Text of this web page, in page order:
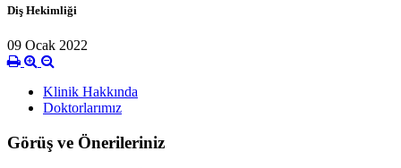
Diş Hekimliği
09 Ocak 2022
Klinik Hakkında
Doktorlarımız
Görüş ve Önerileriniz